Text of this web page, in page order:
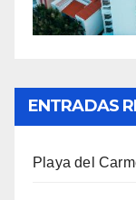
ENTRADAS
Playa del